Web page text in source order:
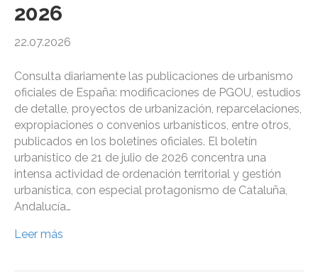
2026
22.07.2026
Consulta diariamente las publicaciones de urbanismo
oficiales de España: modificaciones de PGOU, estudios
de detalle, proyectos de urbanización, reparcelaciones,
expropiaciones o convenios urbanísticos, entre otros,
publicados en los boletines oficiales. El boletín
urbanístico de 21 de julio de 2026 concentra una
intensa actividad de ordenación territorial y gestión
urbanística, con especial protagonismo de Cataluña,
Andalucía…
Leer más